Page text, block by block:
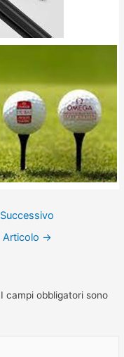
Successivo
Articolo →
I campi obbligatori sono